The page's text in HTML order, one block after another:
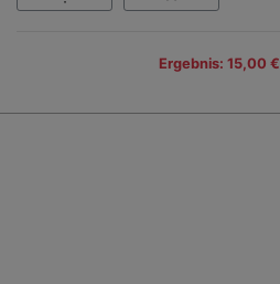
Ergebnis: 15,00 €